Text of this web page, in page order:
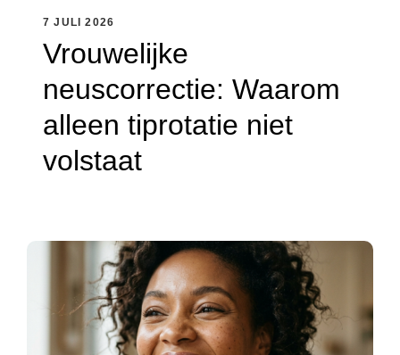
7 JULI 2026
Vrouwelijke
neuscorrectie: Waarom
alleen tiprotatie niet
volstaat